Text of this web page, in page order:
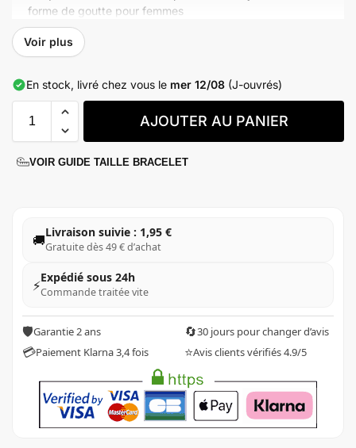
forme de goutte pour femmes
Argent 925 et pierre de jade provenant du Vietnam
Voir plus
En stock, livré chez vous le mer 12/08 (J-ouvrés)
AJOUTER AU PANIER
VOIR GUIDE TAILLE BRACELET
🚚Livraison suivie : 1,95 €
Gratuite dès 49 € d’achat
⚡Expédié sous 24h
Commande traitée vite
🛡️Garantie 2 ans 🔄30 jours pour changer d’avis
💳Paiement Klarna 3,4 fois ⭐Avis clients vérifiés 4.9/5